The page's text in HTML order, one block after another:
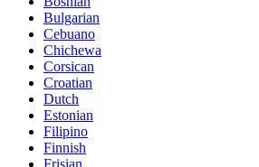
Bulgarian
Cebuano
Chichewa
Corsican
Croatian
Dutch
Estonian
Filipino
Finnish